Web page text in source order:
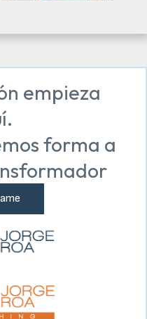
empieza
forma a